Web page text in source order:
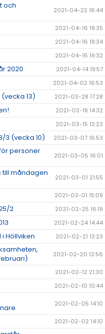
och
2021-04-22 16:44
2021-04-16 19:35
2021-04-16 19:34
2021-04-16 19:32
2020 2021-04-14 19:57
2021-04-02 16:53
13) 2021-03-28 17:28
2021-03-18 14:32
2021-03-15 12:23
3 (vecka 10) 2021-03-07 16:53
personer
2021-03-05 16:01
till måndagen
2021-03-01 21:55
2021-03-01 15:09
2 2021-02-25 16:19
2021-02-24 14:44
Höllviken 2021-02-21 13:23
2021-02-20 12:56
2021-02-12 21:30
2021-02-10 10:44
2021-02-05 14:10
2021-02-02 14:10